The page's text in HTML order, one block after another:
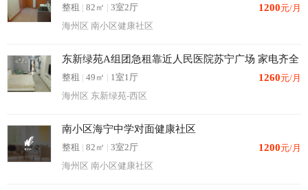
整租 | 82㎡ | 3室2厅 1200元/月
海州区 南小区健康社区
东新绿苑A组团急租靠近人民医院苏宁广场 家电齐全
整租 | 49㎡ | 1室1厅 1260元/月
海州区 东新绿苑-西区
南小区海宁中学对面健康社区
整租 | 82㎡ | 3室2厅 1200元/月
海州区 南小区健康社区